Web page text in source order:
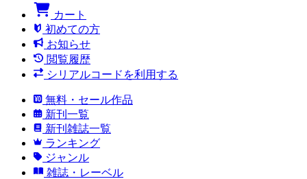
カート
初めての方
お知らせ
閲覧履歴
シリアルコードを利用する
無料・セール作品
新刊一覧
新刊雑誌一覧
ランキング
ジャンル
雑誌・レーベル